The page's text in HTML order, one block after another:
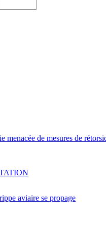
menacée de mesures de
aviaire se propage